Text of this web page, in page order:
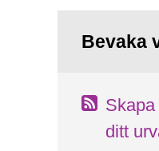
Bevaka
ditt